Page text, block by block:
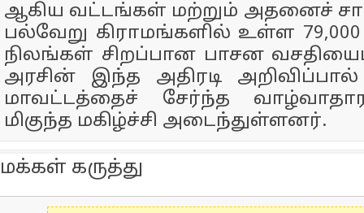
ஆகிய வட்டங்கள் மற்றும் அதனைச்
பல்வேறு கிராமங்களில் உள்ள
நிலங்கள் சிறப்பான பாசன
அரசின் இந்த அதிரடி அறிவிப்பால்
மாவட்டத்தைச் சேர்ந்த
மிகுந்த மகிழ்ச்சி அடைந்துள்ளனர்.
மக்கள் கருத்து